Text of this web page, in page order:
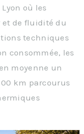
où les
et de fluidité du
techniques
consommée, les
moyenne un
km parcourus